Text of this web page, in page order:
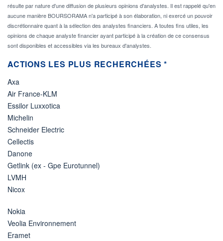
résulte par nature d'une diffusion de plusieurs opinions d'analystes. Il est rappelé qu'en
aucune manière BOURSORAMA n'a participé à son élaboration, ni exercé un pouvoir
discrétionnaire quant à la sélection des analystes financiers. A toutes fins utiles, les
opinions de chaque analyste financier ayant participé à la création de ce consensus
sont disponibles et accessibles via les bureaux d'analystes.
ACTIONS LES PLUS RECHERCHÉES *
Axa
Air France-KLM
Essilor Luxxotica
Michelin
Schneider Electric
Cellectis
Danone
Getlink (ex - Gpe Eurotunnel)
LVMH
Nicox
Nokia
Veolia Environnement
Eramet